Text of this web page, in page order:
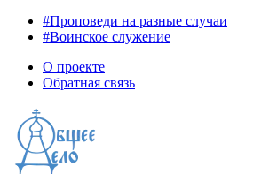
#Проповеди на разные случаи
#Воинское служение
О проекте
Обратная связь